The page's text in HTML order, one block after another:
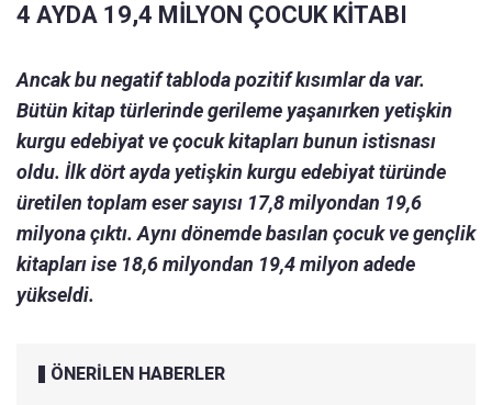
4 AYDA 19,4 MİLYON ÇOCUK KİTABI
Ancak bu negatif tabloda pozitif kısımlar da var.
Bütün kitap türlerinde gerileme yaşanırken yetişkin
kurgu edebiyat ve çocuk kitapları bunun istisnası
oldu. İlk dört ayda yetişkin kurgu edebiyat türünde
üretilen toplam eser sayısı 17,8 milyondan 19,6
milyona çıktı. Aynı dönemde basılan çocuk ve gençlik
kitapları ise 18,6 milyondan 19,4 milyon adede
yükseldi.
ÖNERİLEN HABERLER